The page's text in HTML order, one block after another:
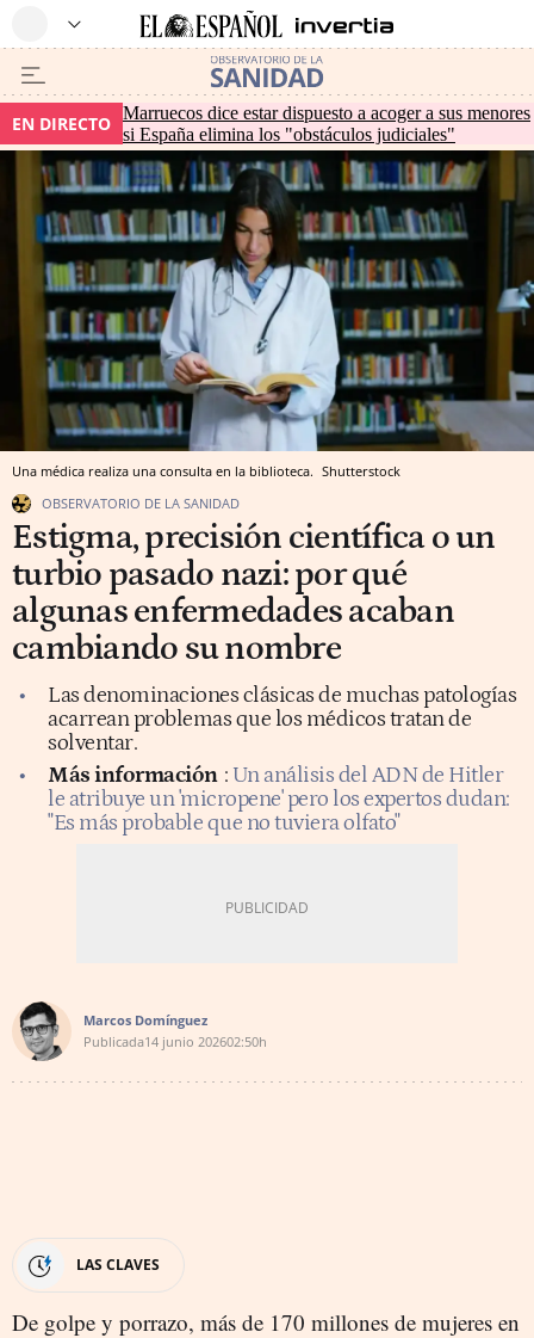
EN DIRECTO Marruecos dice estar dispuesto a acoger a sus menores
si España elimina los "obstáculos judiciales"
Una médica realiza una consulta en la biblioteca. Shutterstock
OBSERVATORIO DE LA SANIDAD
Estigma, precisión científica o un
turbio pasado nazi: por qué
algunas enfermedades acaban
cambiando su nombre
Las denominaciones clásicas de muchas patologías
acarrean problemas que los médicos tratan de
solventar.
Más información : Un análisis del ADN de Hitler
le atribuye un 'micropene' pero los expertos dudan:
"Es más probable que no tuviera olfato"
Marcos Domínguez
Publicada14 junio 202602:50h
LAS CLAVES
De golpe y porrazo, más de 170 millones de mujeres en